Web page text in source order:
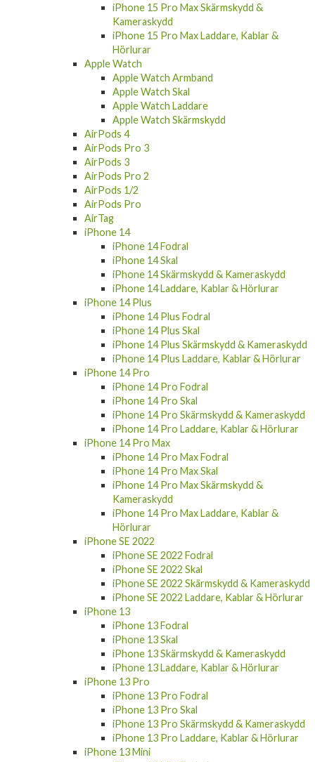
Kameraskydd
iPhone 15 Pro Max Laddare, Kablar &
Hörlurar
Apple Watch
Apple Watch Armband
Apple Watch Skal
Apple Watch Laddare
Apple Watch Skärmskydd
AirPods 4
AirPods Pro 3
AirPods 3
AirPods Pro 2
AirPods 1/2
AirPods Pro
AirTag
iPhone 14
iPhone 14 Fodral
iPhone 14 Skal
iPhone 14 Skärmskydd & Kameraskydd
iPhone 14 Laddare, Kablar & Hörlurar
iPhone 14 Plus
iPhone 14 Plus Fodral
iPhone 14 Plus Skal
iPhone 14 Plus Skärmskydd & Kameraskydd
iPhone 14 Plus Laddare, Kablar & Hörlurar
iPhone 14 Pro
iPhone 14 Pro Fodral
iPhone 14 Pro Skal
iPhone 14 Pro Skärmskydd & Kameraskydd
iPhone 14 Pro Laddare, Kablar & Hörlurar
iPhone 14 Pro Max
iPhone 14 Pro Max Fodral
iPhone 14 Pro Max Skal
iPhone 14 Pro Max Skärmskydd &
Kameraskydd
iPhone 14 Pro Max Laddare, Kablar &
Hörlurar
iPhone SE 2022
iPhone SE 2022 Fodral
iPhone SE 2022 Skal
iPhone SE 2022 Skärmskydd & Kameraskydd
iPhone SE 2022 Laddare, Kablar & Hörlurar
iPhone 13
iPhone 13 Fodral
iPhone 13 Skal
iPhone 13 Skärmskydd & Kameraskydd
iPhone 13 Laddare, Kablar & Hörlurar
iPhone 13 Pro
iPhone 13 Pro Fodral
iPhone 13 Pro Skal
iPhone 13 Pro Skärmskydd & Kameraskydd
iPhone 13 Pro Laddare, Kablar & Hörlurar
iPhone 13 Mini
iPhone 13 Mini Fodral